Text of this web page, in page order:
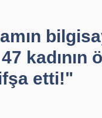
47 kadının
etti!"